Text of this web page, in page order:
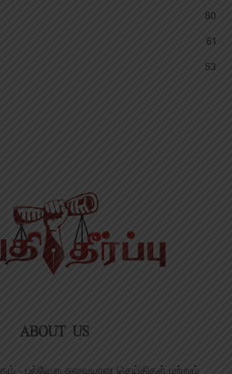
80
61
53
ABOUT US
- பல்வேறு சுவையான செய்திகள் மற்றும்